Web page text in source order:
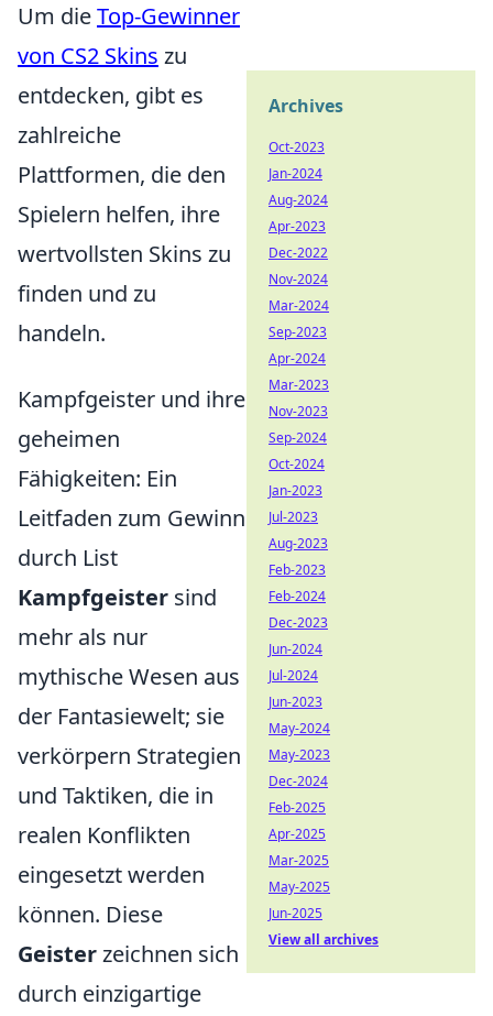
Um dieTop-Gewinner
von CS2 Skins zu
entdecken, gibt es
zahlreiche
Plattformen, die den
Spielern helfen, ihre
wertvollsten Skins zu
finden und zu
handeln.
Kampfgeister und ihre
geheimen
Fähigkeiten: Ein
Leitfaden zum Gewinn
durch List
Kampfgeister sind
mehr als nur
mythische Wesen aus
der Fantasiewelt; sie
verkörpern Strategien
und Taktiken, die in
realen Konflikten
eingesetzt werden
können. Diese
Geisterzeichnen sich
durch einzigartige
Archives
Oct-2023
Jan-2024
Aug-2024
Apr-2023
Dec-2022
Nov-2024
Mar-2024
Sep-2023
Apr-2024
Mar-2023
Nov-2023
Sep-2024
Oct-2024
Jan-2023
Jul-2023
Aug-2023
Feb-2023
Feb-2024
Dec-2023
Jun-2024
Jul-2024
Jun-2023
May-2024
May-2023
Dec-2024
Feb-2025
Apr-2025
Mar-2025
May-2025
Jun-2025
View all archives